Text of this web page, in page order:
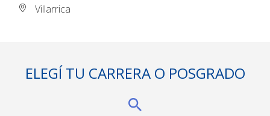
Villarrica
ELEGÍ TU CARRERA O POSGRADO